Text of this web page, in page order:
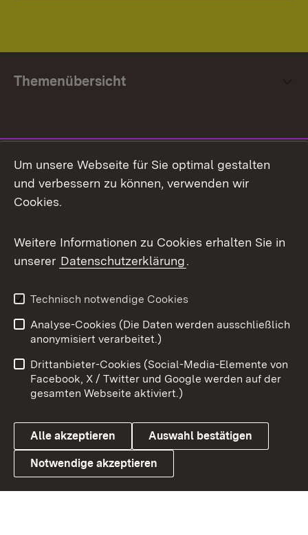
Themenübersicht
Facebook
X / Twitter
Youtube
Link zum Landesportal
Impressum
Kontakt
Barrierefreiheit
Datenschutz
Cookies
Um unsere Webseite für Sie optimal gestalten
und verbessern zu können, verwenden wir
Cookies.
Weitere Informationen zu Cookies erhalten Sie in
unserer Datenschutzerklärung.
Technisch notwendige Cookies
Analyse-Cookies (Die Daten werden ausschließlich
anonymisiert verarbeitet.)
Drittanbieter-Cookies (Social-Media-Elemente von
Facebook, X / Twitter und Google werden auf der
gesamten Webseite aktiviert.)
Alle akzeptieren Auswahl bestätigen
Notwendige akzeptieren